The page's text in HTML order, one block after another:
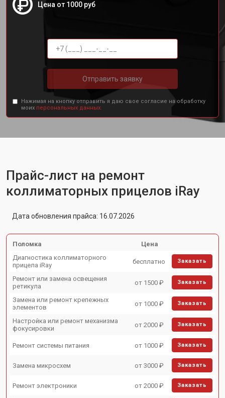
Цена от 1000 руб
Отправить заявку
Нажимая на кнопку отправить я даю свое согласие на обработку
моих персональных данных.
Прайс-лист на ремонт
коллиматорных прицелов iRay
Дата обновления прайса: 16.07.2026
Поломка
Цена
Диагностика коллиматорного
прицела iRay
бесплатно Заказать
Ремонт или замена освещения
ретикула
от 1500 ₽ Заказать
Замена или ремонт крепежных
элементов
от 1000 ₽ Заказать
Настройка или ремонт механизма
фокусировки
от 2000 ₽ Заказать
Ремонт системы питания от 1000 ₽ Заказать
Замена микросхем от 3000 ₽ Заказать
Ремонт электроники от 2000 ₽ Заказать